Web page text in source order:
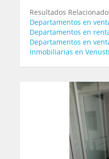
Resultados
Departamentos en
Departamentos en
Departamentos en
Inmobiliarias en